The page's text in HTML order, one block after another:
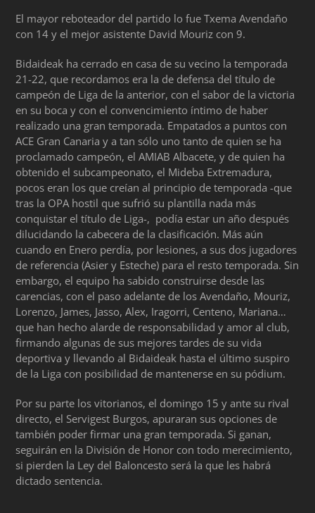
El mayor reboteador del partido lo fue Txema Avendaño
con 14 y el mejor asistente David Mouriz con 9.
Bidaideak ha cerrado en casa de su vecino la temporada
21-22, que recordamos era la de defensa del título de
campeón de Liga de la anterior, con el sabor de la victoria
en su boca y con el convencimiento íntimo de haber
realizado una gran temporada. Empatados a puntos con
ACE Gran Canaria y a tan sólo uno tanto de quien se ha
proclamado campeón, el AMIAB Albacete, y de quien ha
obtenido el subcampeonato, el Mideba Extremadura,
pocos eran los que creían al principio de temporada -que
tras la OPA hostil que sufrió su plantilla nada más
conquistar el título de Liga-, podía estar un año después
dilucidando la cabecera de la clasificación. Más aún
cuando en Enero perdía, por lesiones, a sus dos jugadores
de referencia (Asier y Esteche) para el resto temporada. Sin
embargo, el equipo ha sabido construirse desde las
carencias, con el paso adelante de los Avendaño, Mouriz,
Lorenzo, James, Jasso, Alex, Iragorri, Centeno, Mariana…
que han hecho alarde de responsabilidad y amor al club,
firmando algunas de sus mejores tardes de su vida
deportiva y llevando al Bidaideak hasta el último suspiro
de la Liga con posibilidad de mantenerse en su pódium.
Por su parte los vitorianos, el domingo 15 y ante su rival
directo, el Servigest Burgos, apuraran sus opciones de
también poder firmar una gran temporada. Si ganan,
seguirán en la División de Honor con todo merecimiento,
si pierden la Ley del Baloncesto será la que les habrá
dictado sentencia.